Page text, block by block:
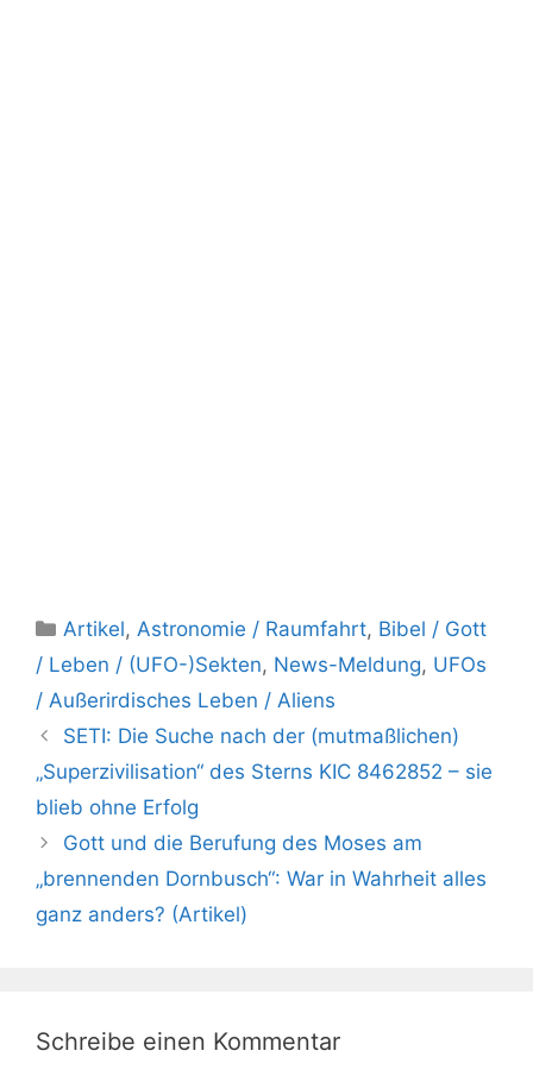
Kategorien
Artikel, Astronomie / Raumfahrt, Bibel / Gott
/ Leben / (UFO-)Sekten, News-Meldung, UFOs
/ Außerirdisches Leben / Aliens
SETI: Die Suche nach der (mutmaßlichen)
„Superzivilisation“ des Sterns KIC 8462852 – sie
blieb ohne Erfolg
Gott und die Berufung des Moses am
„brennenden Dornbusch“: War in Wahrheit alles
ganz anders? (Artikel)
Schreibe einen Kommentar